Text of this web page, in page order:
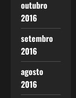
outubro
2016
setembro
2016
agosto
2016